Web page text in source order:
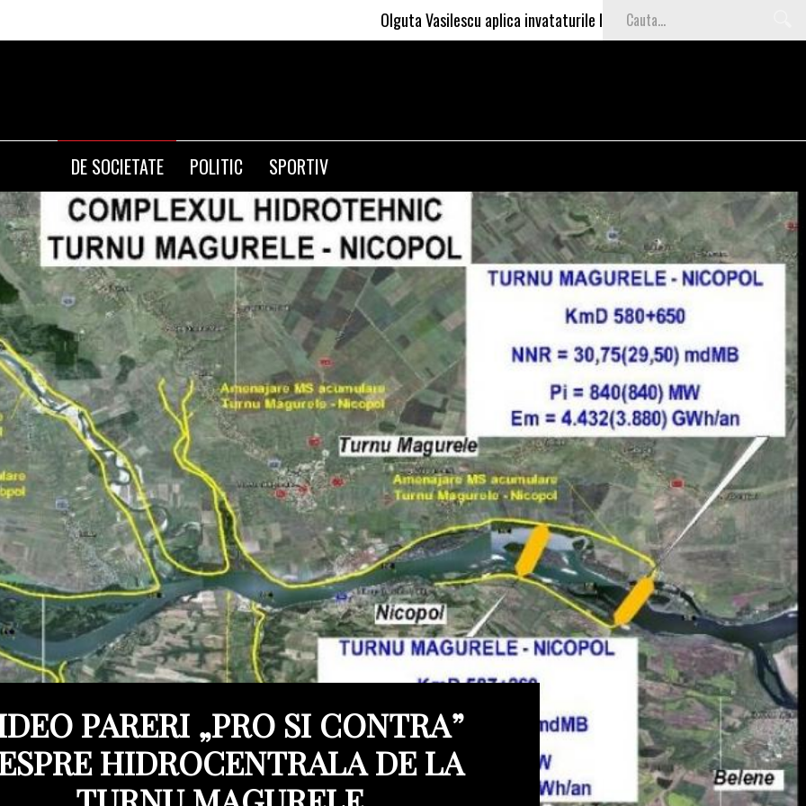
Olguta Vasilescu aplica invataturile lui Nea Marin: somajul mare e o garantie pentru
DE SOCIETATE POLITIC SPORTIV
PARERI „PRO SI CONTRA”
HIDROCENTRALA DE LA